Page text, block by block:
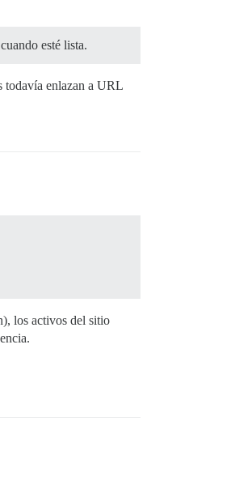
esté lista.
todavía enlazan a URL
los activos del sitio